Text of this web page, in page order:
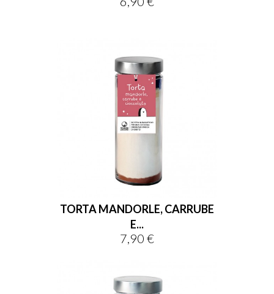
TORTA MANDORLE, CARRUBE
E...
Prezzo
7,90 €